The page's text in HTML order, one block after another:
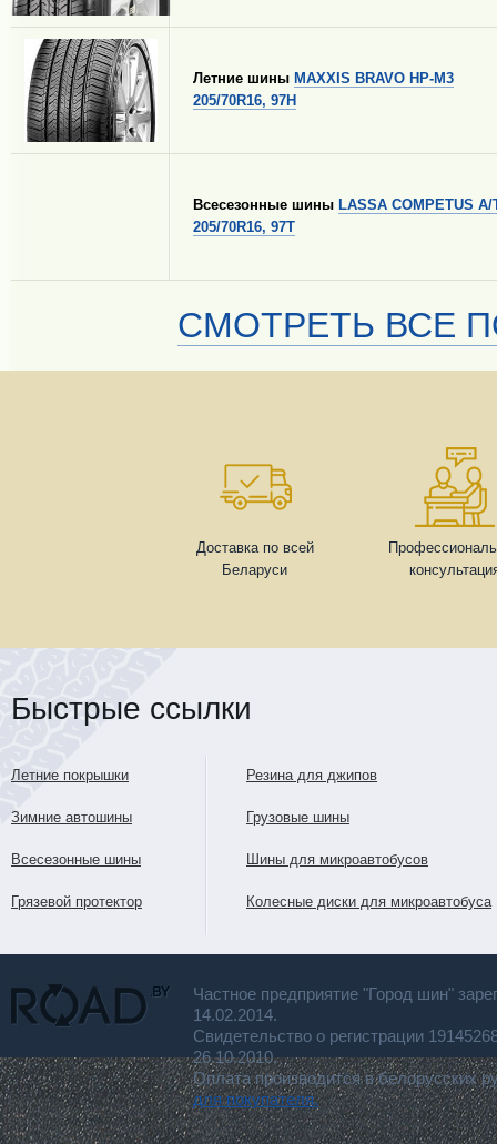
Летние шины MAXXIS BRAVO HP-M3
205/70R16, 97H
Всесезонные шины LASSA COMPETUS A/
205/70R16, 97T
СМОТРЕТЬ ВСЕ
Доставка по всей
Беларуси
Быстрые ссылки
Летние покрышки
Зимние автошины
Всесезонные шины
Грязевой протектор
Резина для джипов
Грузовые шины
Шины для микроавтобусов
Колесные диски для микроавтобуса
Частное предприятие "Город шин"
14.02.2014.
Свидетельство о регистрации
26.10.2010.
Оплата производится в белорусских
для покупателя.